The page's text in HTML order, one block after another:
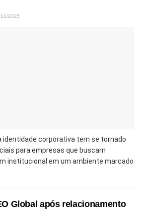
2025
identidade corporativa tem se tornado
para empresas que buscam
institucional em um ambiente marcado
Global após relacionamento